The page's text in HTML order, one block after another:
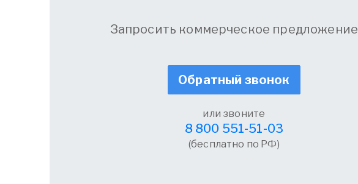
Запросить коммерческое предложение
Обратный звонок
или звоните
8 800 551-51-03
(бесплатно по РФ)